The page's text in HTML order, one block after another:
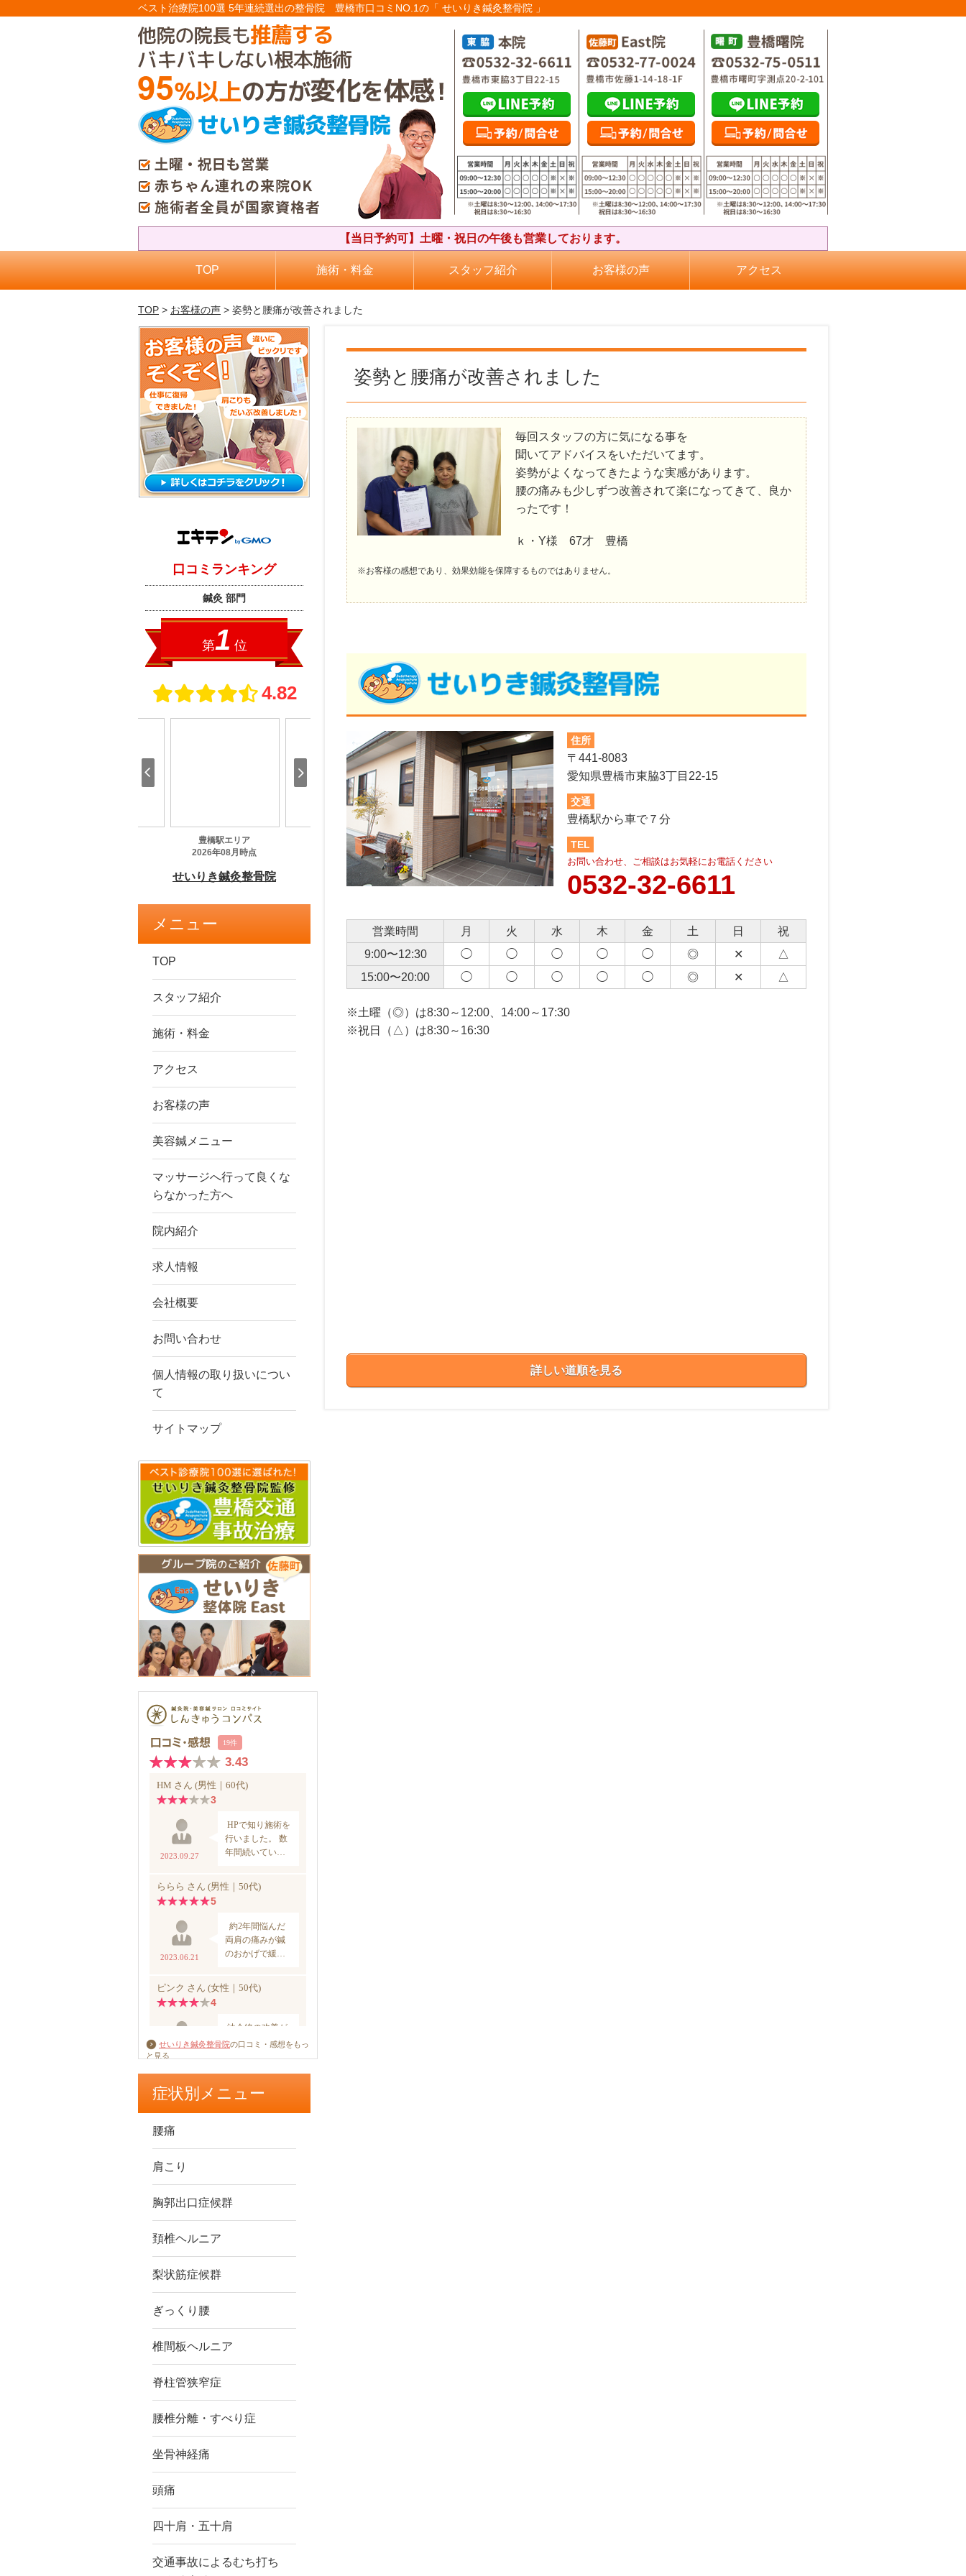
ベスト治療院100選 5年連続選出の整骨院 豊橋市口コミNO.1の「 せいりき鍼灸整骨院 」
【当日予約可】土曜・祝日の午後も営業しております。
TOP 施術・料金 スタッフ紹介 お客様の声 アクセス
TOP > お客様の声 > 姿勢と腰痛が改善されました
姿勢と腰痛が改善されました
毎回スタッフの方に気になる事を
聞いてアドバイスをいただいてます。
姿勢がよくなってきたような実感があります。
腰の痛みも少しずつ改善されて楽になってきて、良か
ったです！
ｋ・Y様 67才 豊橋
※お客様の感想であり、効果効能を保障するものではありません。
住所
〒441-8083
愛知県豊橋市東脇3丁目22-15
交通
豊橋駅から車で７分
TEL
お問い合わせ、ご相談はお気軽にお電話ください
0532-32-6611
営業時間 月 火 水 木 金 土 日
祝
9:00〜12:30
◯ ◯ ◯ ◯ ◯ ◎ ✕
△
15:00〜20:00
◯ ◯ ◯ ◯ ◯ ◎ ✕ △
※土曜（◎）は8:30～12:00、14:00～17:30
※祝日（△）は8:30～16:30
詳しい道順を見る
メニュー
TOP
スタッフ紹介
施術・料金
アクセス
お客様の声
美容鍼メニュー
マッサージへ行って良くな
らなかった方へ
院内紹介
求人情報
会社概要
お問い合わせ
個人情報の取り扱いについ
て
サイトマップ
せいりき鍼灸整骨院の口コミ・感想をもっ
と見る
症状別メニュー
腰痛
肩こり
胸郭出口症候群
頚椎ヘルニア
梨状筋症候群
ぎっくり腰
椎間板ヘルニア
脊柱管狭窄症
腰椎分離・すべり症
坐骨神経痛
頭痛
四十肩・五十肩
交通事故によるむち打ち